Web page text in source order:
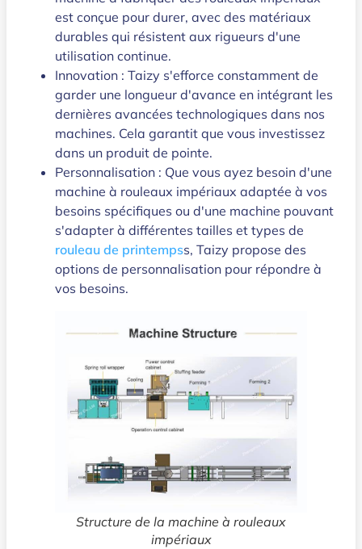
est conçue pour durer, avec des matériaux
durables qui résistent aux rigueurs d'une
utilisation continue.
Innovation : Taizy s'efforce constamment de
garder une longueur d'avance en intégrant les
dernières avancées technologiques dans nos
machines. Cela garantit que vous investissez
dans un produit de pointe.
Personnalisation : Que vous ayez besoin d'une
machine à rouleaux impériaux adaptée à vos
besoins spécifiques ou d'une machine pouvant
s'adapter à différentes tailles et types de
rouleau de printempss, Taizy propose des
options de personnalisation pour répondre à
vos besoins.
Structure de la machine à rouleaux
impériaux